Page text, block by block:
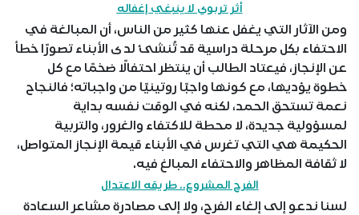
أثر تربوي لا ينبغي إغفاله
ومن الآثار التي يغفل عنها كثير من الناس، أن المبالغة في
الاحتفاء بكل مرحلة دراسية قد تُنشئ لدى الأبناء تصورًا خطأ
عن الإنجاز، فيعتاد الطالب أن ينتظر احتفالًا ضخمًا مع كل
خطوة يؤديها، مع كونها واجبًا روتينيًا من واجباته؛ فالنجاح
نعمة تستحق الحمد، لكنه في الوقت نفسه بداية
لمسؤولية جديدة، لا محطة للاكتفاء والغرور، والتربية
الحكيمة هي التي تغرس في الأبناء قيمة الإنجاز المتواصل،
لا ثقافة المظاهر والاحتفاء المبالغ فيه.
الفرح المشروع.. طريقه الاعتدال
لسنا ندعو إلى إلغاء الفرح، ولا إلى مصادرة مشاعر السعادة